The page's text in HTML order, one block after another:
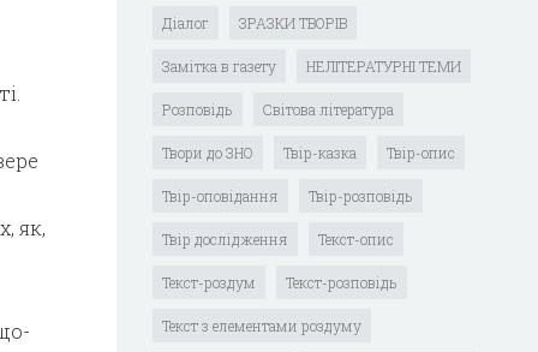
як,
Діалог ЗРАЗКИ ТВОРІВ
Замітка в газету НЕЛІТЕРАТУРНІ ТЕМИ
Розповідь Світова література
Твори до ЗНО Твір-казка Твір-опис
Твір-оповідання Твір-розповідь
Твір дослідження Текст-опис
Текст-роздум Текст-розповідь
Текст з елементами роздуму